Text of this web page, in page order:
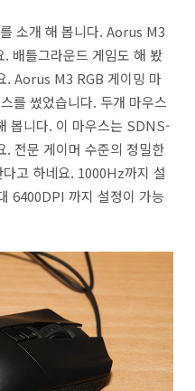
소개 해 봅니다. Aorus M3
배틀그라운드 게임도 해 봤
. Aorus M3 RGB 게이밍 마
를 썼었습니다. 두개 마우스
봅니다. 이 마우스는 SDNS-
. 전문 게이머 수준의 정밀한
고 하네요. 1000Hz까지 설
6400DPI 까지 설정이 가능